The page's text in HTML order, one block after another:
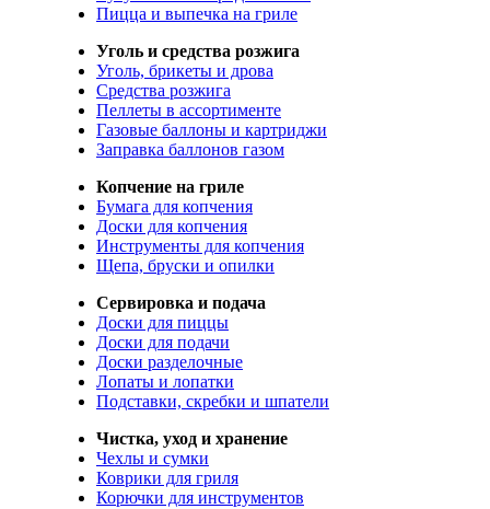
Пицца и выпечка на гриле
Уголь и средства розжига
Уголь, брикеты и дрова
Средства розжига
Пеллеты в ассортименте
Газовые баллоны и картриджи
Заправка баллонов газом
Копчение на гриле
Бумага для копчения
Доски для копчения
Инструменты для копчения
Щепа, бруски и опилки
Сервировка и подача
Доски для пиццы
Доски для подачи
Доски разделочные
Лопаты и лопатки
Подставки, скребки и шпатели
Чистка, уход и хранение
Чехлы и сумки
Коврики для гриля
Корючки для инструментов